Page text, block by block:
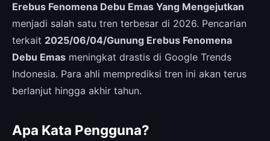
Erebus Fenomena Debu Emas Yang Mengejutkan
menjadi salah satu tren terbesar di 2026. Pencarian
terkait 2025/06/04/Gunung Erebus Fenomena
Debu Emas meningkat drastis di Google Trends
Indonesia. Para ahli memprediksi tren ini akan terus
berlanjut hingga akhir tahun.
Apa Kata Pengguna?